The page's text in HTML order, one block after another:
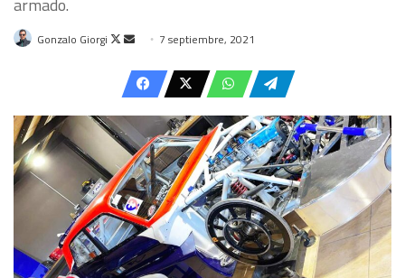
Gonzalo Giorgi
Follow
X
Send
email
7 septiembre, 2021